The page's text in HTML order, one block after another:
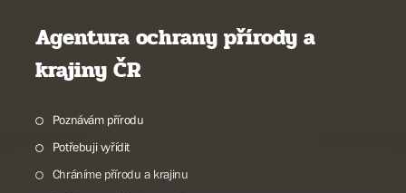
Agentura ochrany přírody a
krajiny ČR
Poznávám přírodu
Potřebuji vyřídit
Chráníme přírodu a krajinu